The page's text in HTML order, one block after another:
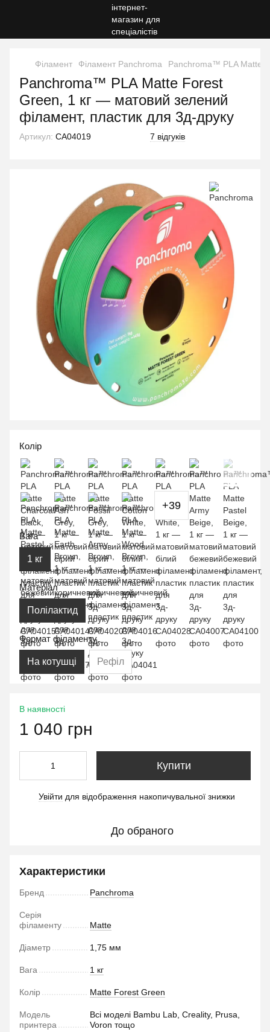
Філамент Філамент Panchroma Panchroma™ PLA Matte
Panchroma™ PLA Matte Forest
Green, 1 кг — матовий зелений
філамент, пластик для 3д-друку
Артикул: CA04019 7 відгуків
Колір
+39
Вага
1 кг
Матеріал
Полілактид
Формат філаменту
На котушці Рефіл
В наявності
1 040 грн
Купити
Увійти для відображення накопичувальної знижки
До обраного
Характеристики
Бренд Panchroma
Серія
філаменту
Matte
Діаметр 1,75 мм
Вага 1 кг
Колір Matte Forest Green
Модель
принтера
Всі моделі Bambu Lab, Creality, Prusa,
Voron тощо